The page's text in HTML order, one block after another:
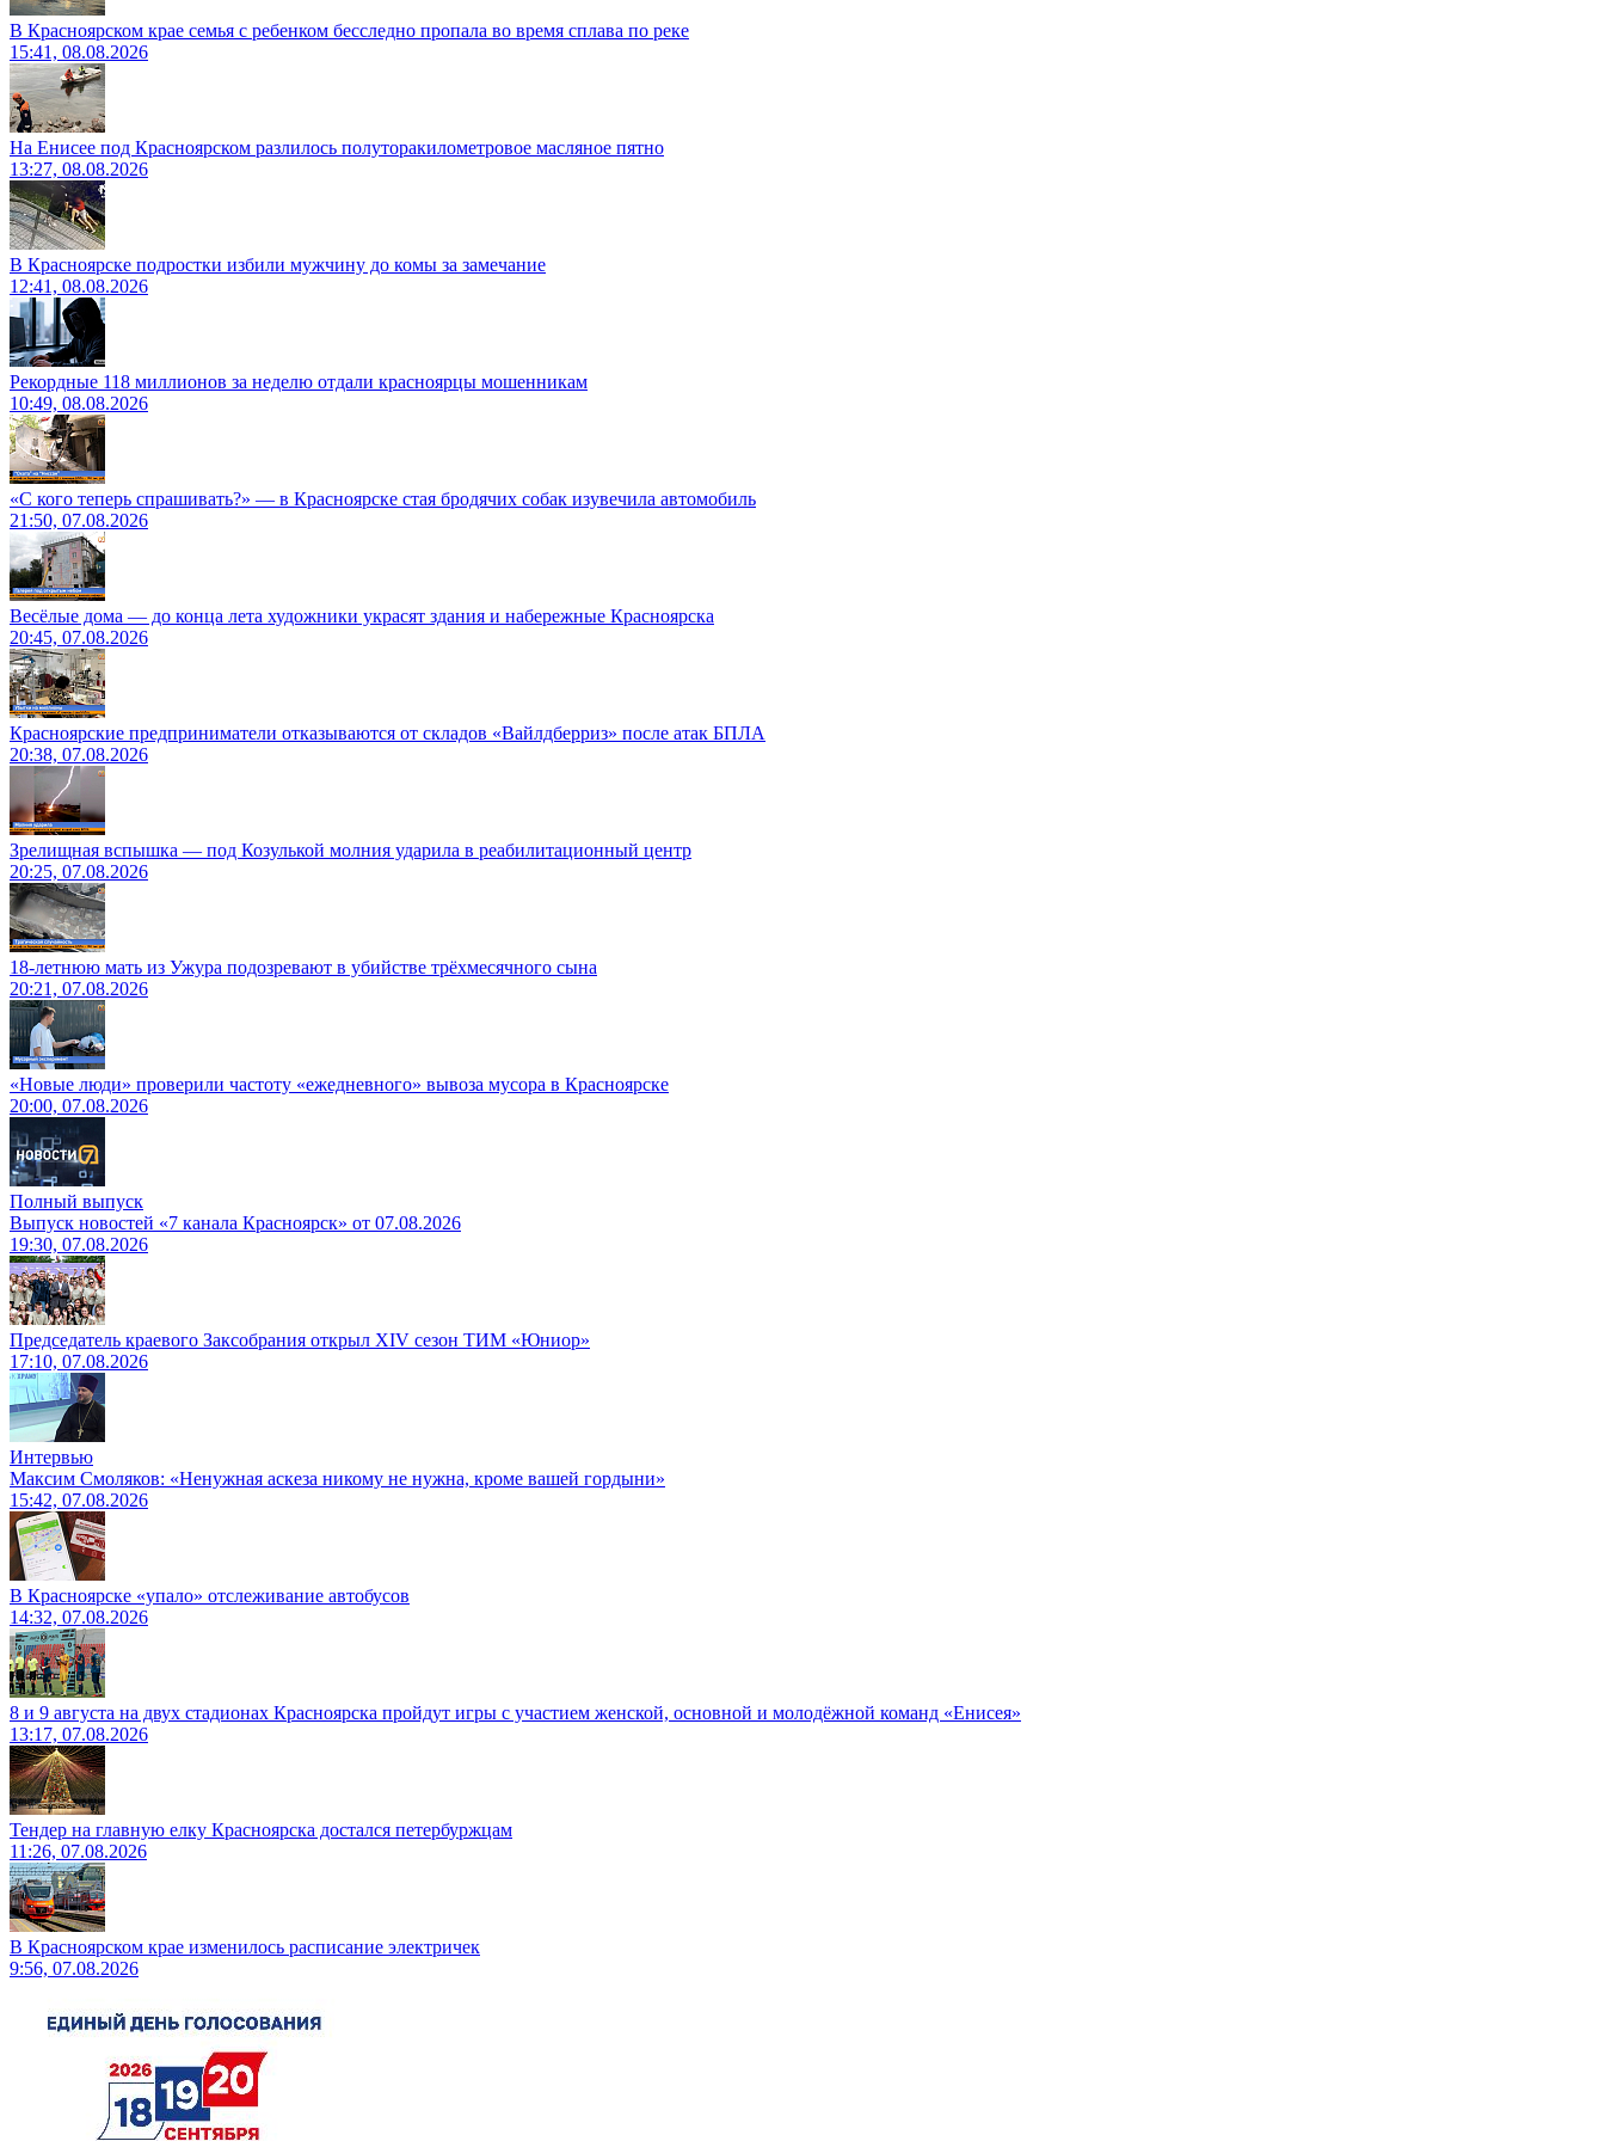
В Красноярском крае семья с ребенком бесследно пропала во время сплава по реке
15:41, 08.08.2026
На Енисее под Красноярском разлилось полуторакилометровое масляное пятно
13:27, 08.08.2026
В Красноярске подростки избили мужчину до комы за замечание
12:41, 08.08.2026
Рекордные 118 миллионов за неделю отдали красноярцы мошенникам
10:49, 08.08.2026
«С кого теперь спрашивать?» — в Красноярске стая бродячих собак изувечила автомобиль
21:50, 07.08.2026
Весёлые дома — до конца лета художники украсят здания и набережные Красноярска
20:45, 07.08.2026
Красноярские предприниматели отказываются от складов «Вайлдберриз» после атак БПЛА
20:38, 07.08.2026
Зрелищная вспышка — под Козулькой молния ударила в реабилитационный центр
20:25, 07.08.2026
18-летнюю мать из Ужура подозревают в убийстве трёхмесячного сына
20:21, 07.08.2026
«Новые люди» проверили частоту «ежедневного» вывоза мусора в Красноярске
20:00, 07.08.2026
Полный выпуск
Выпуск новостей «7 канала Красноярск» от 07.08.2026
19:30, 07.08.2026
Председатель краевого Заксобрания открыл XIV сезон ТИМ «Юниор»
17:10, 07.08.2026
Интервью
Максим Смоляков: «Ненужная аскеза никому не нужна, кроме вашей гордыни»
15:42, 07.08.2026
В Красноярске «упало» отслеживание автобусов
14:32, 07.08.2026
8 и 9 августа на двух стадионах Красноярска пройдут игры с участием женской, основной и молодёжной команд «Енисея»
13:17, 07.08.2026
Тендер на главную елку Красноярска достался петербуржцам
11:26, 07.08.2026
В Красноярском крае изменилось расписание электричек
9:56, 07.08.2026